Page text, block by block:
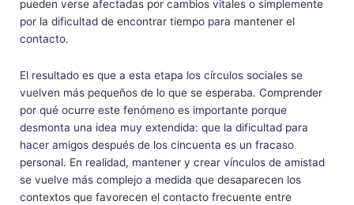
pueden verse afectadas por cambios vitales o simplemente
por la dificultad de encontrar tiempo para mantener el
contacto.
El resultado es que a esta etapa los círculos sociales se
vuelven más pequeños de lo que se esperaba. Comprender
por qué ocurre este fenómeno es importante porque
desmonta una idea muy extendida: que la dificultad para
hacer amigos después de los cincuenta es un fracaso
personal. En realidad, mantener y crear vínculos de amistad
se vuelve más complejo a medida que desaparecen los
contextos que favorecen el contacto frecuente entre